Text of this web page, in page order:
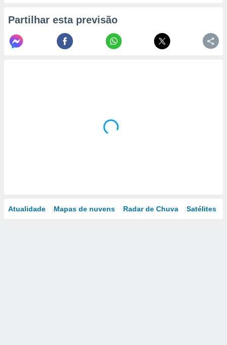
Partilhar esta previsão
Atualidade Mapas de nuvens Radar de Chuva Satélites